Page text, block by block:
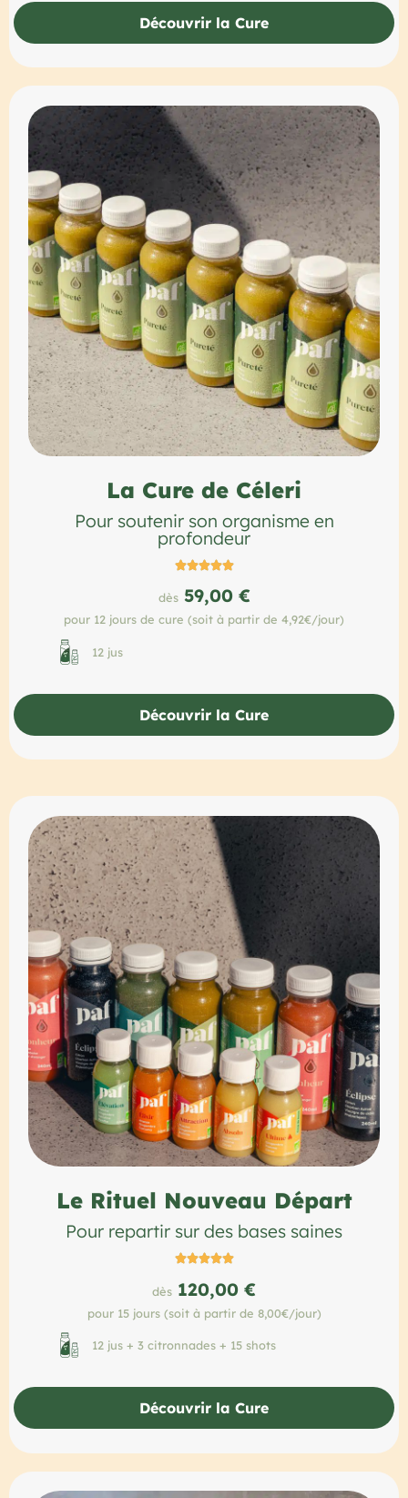
Découvrir la Cure
La Cure de Céleri
Pour soutenir son organisme en
profondeur

dès59,00 €
pour 12 jours de cure (soit à partir de 4,92€/jour)
12 jus
Découvrir la Cure
Le Rituel Nouveau Départ
Pour repartir sur des bases saines

dès 120,00 €
pour 15 jours (soit à partir de 8,00€/jour)
12 jus + 3 citronnades + 15 shots
Découvrir la Cure